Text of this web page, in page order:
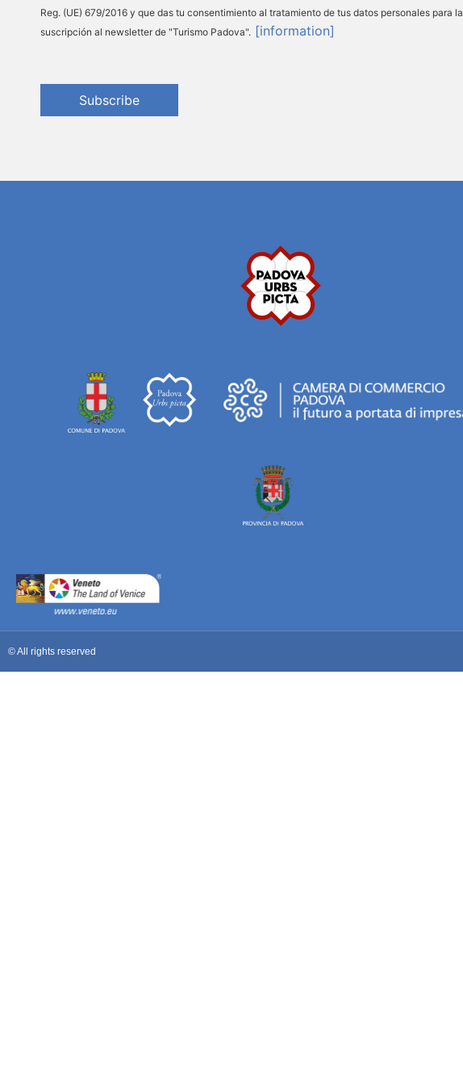
Reg. (UE) 679/2016 y que das tu consentimiento al tratamiento de tus datos personales para la
suscripción al newsletter de "Turismo Padova". [information]
Subscribe
© All rights reserved